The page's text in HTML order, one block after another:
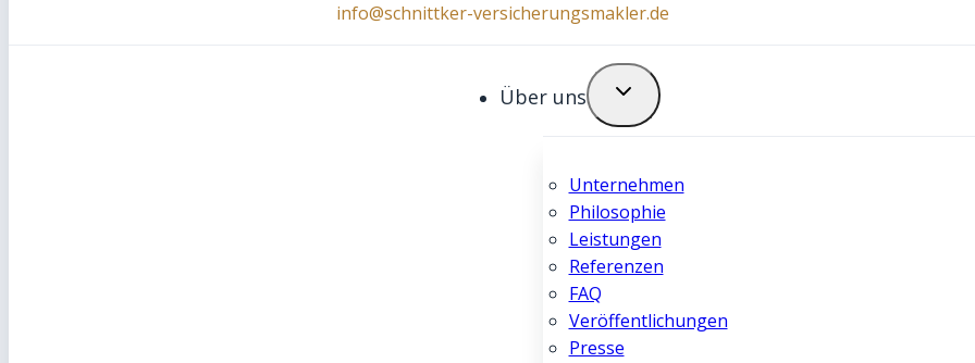
info@schnittker-versicherungsmakler.de
Über uns
Unternehmen
Philosophie
Leistungen
Referenzen
FAQ
Veröffentlichungen
Presse